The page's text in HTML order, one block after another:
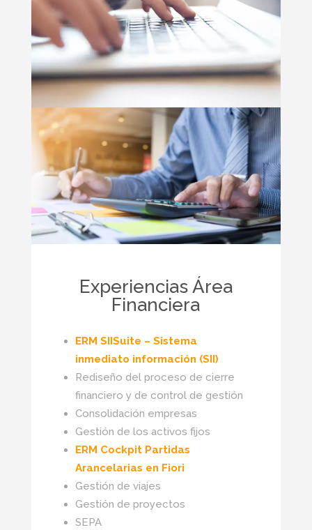
Experiencias Área
Financiera
ERM SIISuite – Sistema
inmediato información (SII)
Rediseño del proceso de cierre
financiero y de control de gestión
Consolidación empresas
Gestión de los activos fijos
ERM Cockpit Partidas
Arancelarias en Fiori
Gestión de viajes
Gestión de proyectos
SEPA